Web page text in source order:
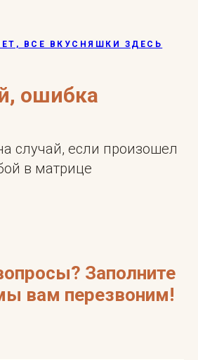
ВСЕ ВКУСНЯШКИ ЗДЕСЬ
ошибка
случай, если произошел
в матрице
Заполните
вам перезвоним!